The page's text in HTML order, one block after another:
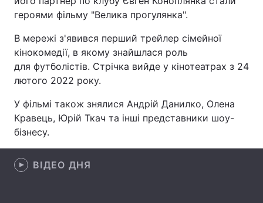
Україна Політика
Економіка Світ
Спорт Наука
Зброя Інциденти
Цікавинки
героями фільму "Велика прогулянка".
В мережі з'явився перший трейлер сімейної
кінокомедії, в якому знайшлася роль
для футболістів. Стрічка вийде у кінотеатрах з 24
лютого 2022 року.
У фільмі також знялися Андрій Данилко, Олена
Кравець, Юрій Ткач та інші представники шоу-
бізнесу.
ВІДЕО ДНЯ